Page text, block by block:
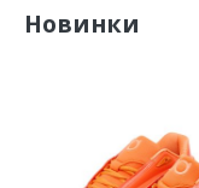
Новинки